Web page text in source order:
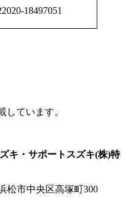
18497051
しています。
キ・サポート スズキ(株)特
松市中央区高塚町300